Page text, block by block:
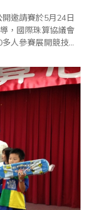
邀請賽於5月24日
，國際珠算協議會
人參賽展開競技，
開的措施，家長可